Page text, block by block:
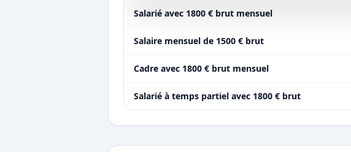
Salarié avec 1800 € brut mensuel
Salaire mensuel de 1500 € brut
Cadre avec 1800 € brut mensuel
Salarié à temps partiel avec 1800 € brut